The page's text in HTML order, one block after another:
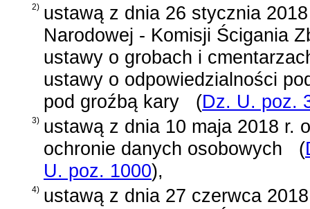
2) ustawą z dnia 26 stycznia
Narodowej - Komisji Ścigania
ustawy o grobach i
ustawy o odpowiedzialności
pod groźbą kary
(Dz. U. poz.
3) ustawą z dnia 10 maja 2018 r. o
ochronie danych osobowych
(
U. poz. 1000),
4) ustawą z dnia 27 czerwca